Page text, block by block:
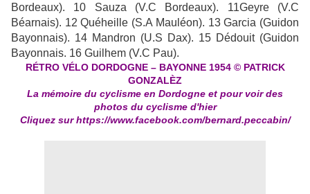
Bordeaux). 10 Sauza (V.C Bordeaux). 11Geyre (V.C
Béarnais). 12 Quéheille (S.A Mauléon). 13 Garcia (Guidon
Bayonnais). 14 Mandron (U.S Dax). 15 Dédouit (Guidon
Bayonnais. 16 Guilhem (V.C Pau).
RÉTRO VÉLO DORDOGNE – BAYONNE 1954 © PATRICK
GONZALÈZ
La mémoire du cyclisme en Dordogne et pour voir des
photos du cyclisme d'hier
Cliquez surhttps://www.facebook.com/bernard.peccabin/